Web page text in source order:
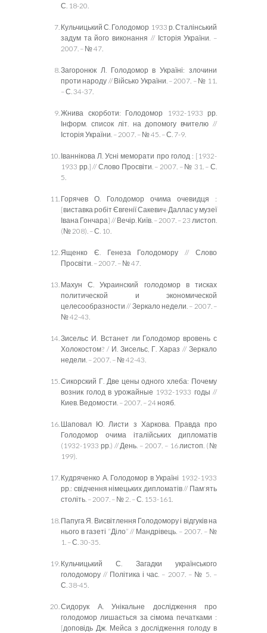
С. 18-20.
Кульчицький С. Голодомор 1933 р. Сталінський
задум та його виконання // Історія України. –
2007. – № 47.
Загоронюк Л. Голодомор в Україні: злочини
проти народу // Військо України. – 2007. – № 11.
– С. 34-37.
Жнива скорботи: Голодомор 1932-1933 рр.
Інформ. список літ. на допомогу вчителю //
Історія України. – 2007. – № 45. – С. 7-9.
Іваннікова Л. Усні меморати про голод : [1932-
1933 рр.] // Слово Просвіти. – 2007. – № 31. – С.
5.
Горячев О. Голодомор очима очевидця :
[виставка робіт Євгенії Сакевич-Даллас у музеї
Івана Гончара] // Вечір. Київ. – 2007. – 23 листоп.
(№ 208). – С. 10.
Ященко Є. Генеза Голодомору // Слово
Просвіти. – 2007. – № 47.
Махун С. Украинский голодомор в тисках
политической и экономической
целесообразности // Зеркало недели. – 2007. –
№ 42-43.
Зисельс И. Встанет ли Голодомор вровень с
Холокостом? / И. Зисельс, Г. Хараз // Зеркало
недели. – 2007. – № 42-43.
Сикорский Г. Две цены одного хлеба: Почему
возник голод в урожайные 1932-1933 годы //
Киев. Ведомости. – 2007. – 24 нояб.
Шаповал Ю. Листи з Харкова. Правда про
Голодомор очима італійських дипломатів
(1932-1933 рр.) // День. – 2007. – 16 листоп. (№
199).
Кудряченко А. Голодомор в Україні 1932-1933
рр.: свідчення німецьких дипломатів // Пам'ять
століть. – 2007. – № 2. – С. 153-161.
Папуга Я. Висвітлення Голодомору і відгуків на
нього в газеті “Діло” // Мандрівець. – 2007. – №
1. – С. 30-35.
Кульчицький С. Загадки українського
голодомору // Політика і час. – 2007. – № 5. –
С. 38-45.
Сидорук А. Унікальне дослідження про
голодомор лишається за сімома печатками :
[доповідь Дж. Мейса з дослідження голоду в